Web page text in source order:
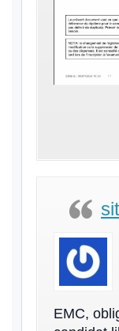
EMC,